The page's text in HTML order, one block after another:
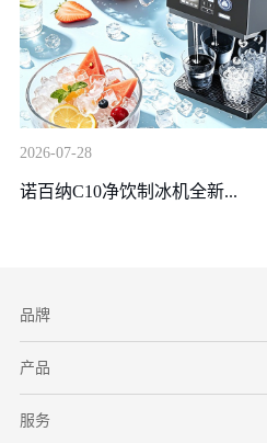
2026-07-28
诺百纳C10净饮制冰机全新...
品牌
产品
服务